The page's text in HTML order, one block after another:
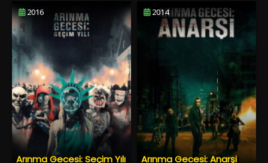
2016
Arınma Gecesi: Seçim Yılı
2014
Arınma Gecesi: Anarşi